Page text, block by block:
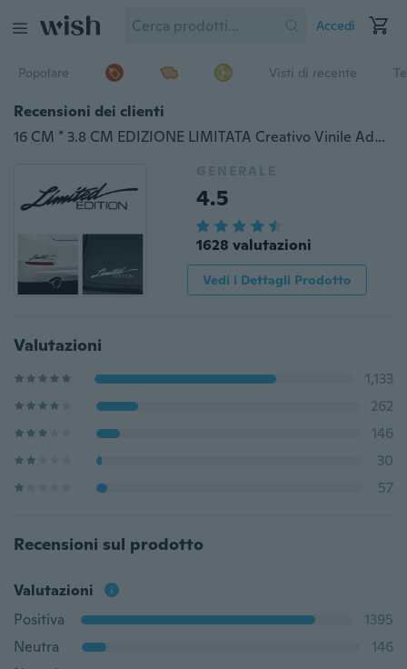
Accedi
Popolare Visti di recente
Recensioni dei clienti
16 CM * 3.8 CM EDIZIONE LIMITATA Creativo Vinile Adesivo per finestrini di Automobile Auto-styling Decal Nero/Bianco
GENERALE
4.5
1628 valutazioni
Vedi i Dettagli Prodotto
Valutazioni
1,133
262
146
30
57
Recensioni sul prodotto
Valutazioni
Positiva
1395
Neutra
146